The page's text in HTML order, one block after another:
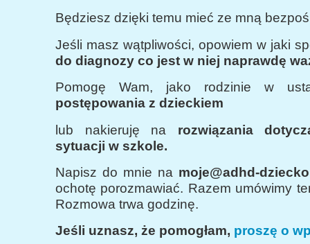
Będziesz dzięki temu mieć ze mną
Jeśli masz wątpliwości, opowiem w jaki
do diagnozy co jest w niej naprawdę
Pomogę Wam, jako rodzinie w
postępowania z dzieckiem
lub nakieruję na rozwiązania
sytuacji w szkole.
Napisz do mnie na moje@adhd-
ochotę porozmawiać. Razem umówimy
Rozmowa trwa godzinę.
Jeśli uznasz, że pomogłam, proszę o